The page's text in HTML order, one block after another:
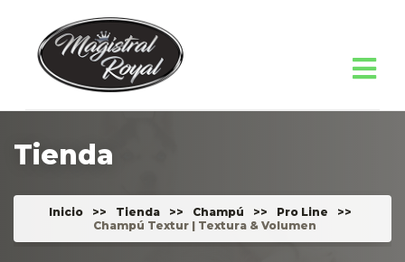
Tienda
Inicio >> Tienda >> Champú >> Pro Line
>>
Champú Textur | Textura & Volumen